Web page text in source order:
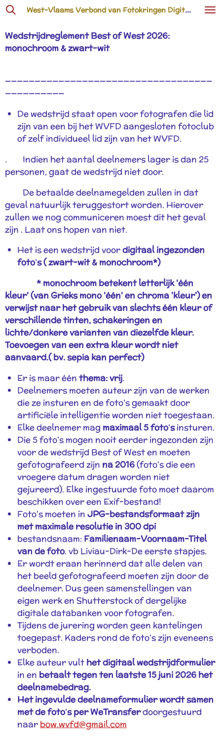
Ga
naar
de
West-Vlaams Verbond van Fotokringen Digitaal vzw
Wedstrijdreglement Best of West 2026:
monochroom & zwart-wit
———————————————————————————————————
——————————
De wedstrijd staat open voor fotografen die lid
zijn van een bij het WVFD aangesloten fotoclub
of zelf individueel lid zijn van het WVFD.
. Indien het aantal deelnemers lager is dan 25
personen, gaat de wedstrijd niet door.
De betaalde deelnamegelden zullen in dat
geval natuurlijk teruggestort worden. Hierover
zullen we nog communiceren moest dit het geval
zijn . Laat ons hopen van niet.
Het is een wedstrijd voordigitaal ingezonden
foto’s ( zwart-wit & monochroom*)
* monochroom betekent letterlijk 'één
kleur' (van Grieks mono 'één' en chroma 'kleur') en
verwijst naar het gebruik van slechtséén kleur of
verschillende tinten, schakeringen en
lichte/donkere varianten van diezelfde kleur.
Toevoegen van een extra kleur wordt niet
aanvaard.( bv. sepia kan perfect)
Er is maar één thema: vrij.
Deelnemers moeten auteur zijn van de werken
die ze insturen en de foto’s gemaakt door
artificiële intelligentie worden niet toegestaan.
Elke deelnemer mag maximaal 5 foto’sinsturen.
Die 5 foto’s mogen nooit eerder ingezonden zijn
voor de wedstrijd Best of West en moeten
gefotografeerd zijn na 2016(foto’s die een
vroegere datum dragen worden niet
gejureerd). Elke ingestuurde foto moet daarom
beschikken over een Exif-bestand!
Foto’s moeten in JPG-bestandsformaat zijn
met maximale resolutiein 300 dpi
bestandsnaam: Familienaam-Voornaam-Titel
van de foto. vb Liviau-Dirk-De eerste stapjes.
Er wordt eraan herinnerd dat alle delen van
het beeld gefotografeerd moeten zijn door de
deelnemer. Dus geen samenstellingen van
eigen werk en Shutterstock of dergelijke
digitale databanken voor fotografen.
Tijdens de jurering worden geen kantelingen
toegepast. Kaders rond de foto’s zijn eveneens
verboden.
Elke auteur vult het digitaal wedstrijdformulier
in en betaalt tegen ten laatste 15 juni 2026 het
deelnamebedrag.
Het ingevulde deelnameformulier wordt samen
met de foto’s per WeTransferdoorgestuurd
naar bow.wvfd@gmail.com